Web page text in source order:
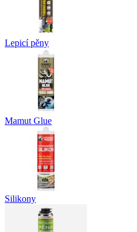
Lepicí pěny
Mamut Glue
Silikony